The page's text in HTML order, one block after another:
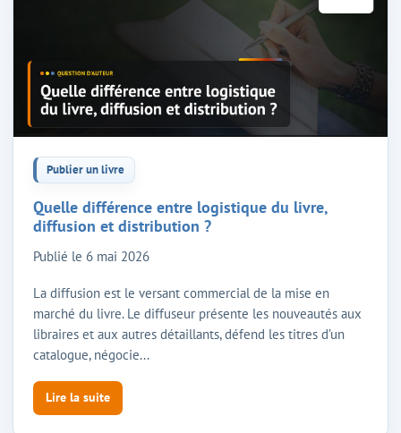
Publier un livre
Quelle différence entre logistique du livre,
diffusion et distribution ?
Publié le 6 mai 2026
La diffusion est le versant commercial de la mise en
marché du livre. Le diffuseur présente les nouveautés aux
libraires et aux autres détaillants, défend les titres d’un
catalogue, négocie...
Lire la suite